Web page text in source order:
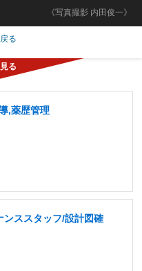
《写真撮影 内田俊一》
る
,薬歴管理
ンススタッフ/設計図確